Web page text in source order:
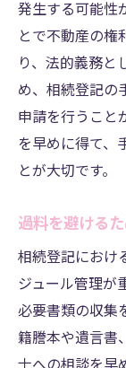
発生する可能性
とで不動産の権
り、法的義務と
め、相続登記の
申請を行うこと
を早めに得て、
とが大切です。
過料を避ける
相続登記におけ
ジュール管理が
必要書類の収集
籍謄本や遺言書